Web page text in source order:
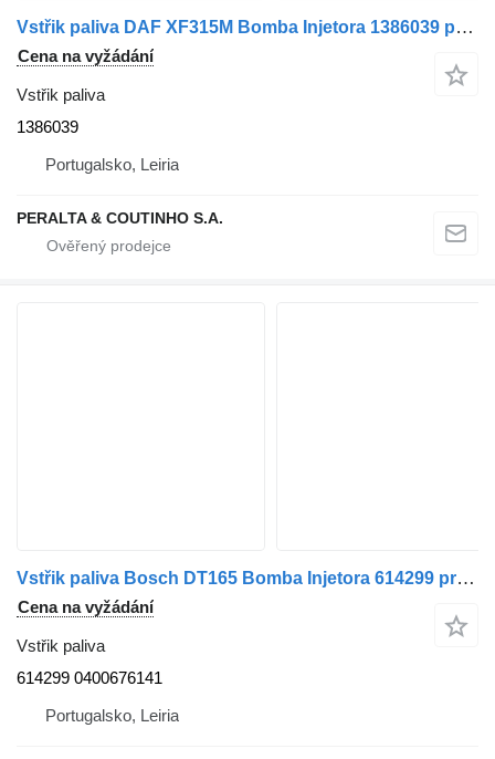
Vstřik paliva DAF XF315M Bomba Injetora 1386039 pro nákladní auta DAF
Cena na vyžádání
Vstřik paliva
1386039
Portugalsko, Leiria
PERALTA & COUTINHO S.A.
Vstřik paliva Bosch DT165 Bomba Injetora 614299 pro nákladní auta DAF
Cena na vyžádání
Vstřik paliva
614299 0400676141
Portugalsko, Leiria